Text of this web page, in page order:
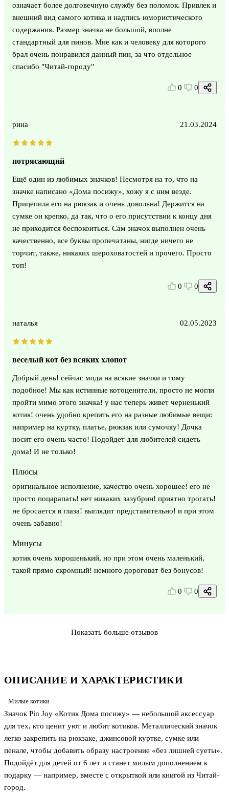
ОПИСАНИЕ И ХАРАКТЕРИСТИКИ
Милые котики
Значок Pin Joy «Котик Дома посижу» — небольшой аксессуар
для тех, кто ценит уют и любит котиков. Металлический значок
легко закрепить на рюкзаке, джинсовой куртке, сумке или
пенале, чтобы добавить образу настроение «без лишней суеты».
Подойдёт для детей от 6 лет и станет милым дополнением к
подарку — например, вместе с открыткой или книгой из Читай-
город.
означает более долговечную службу без поломок. Привлек и
внешний вид самого котика и надпись юмористического
содержания. Размер значка не большой, вполне
стандартный для пинов. Мне как и человеку для которого
брал очень понравился данный пин, за что отдельное
спасибо "Читай-городу"
0 0
рина 21.03.2024
потрясающий
Ещё один из любимых значков! Несмотря на то, что на
значке написано «Дома посижу», хожу я с ним везде.
Прицепила его на рюкзак и очень довольна! Держится на
сумке он крепко, да так, что о его присутствии к концу дня
не приходится беспокоиться. Сам значок выполнен очень
качественно, все буквы пропечатаны, нигде ничего не
торчит, также, никаких шероховатостей и прочего. Просто
топ!
0 0
наталья 02.05.2023
веселый кот без всяких хлопот
Добрый день! сейчас мода на всякие значки и тому
подобное! Мы как истинные котоценители, просто не могли
пройти мимо этого значка! у нас теперь живет черненький
котик! очень удобно крепить его на разные любимые вещи:
например на куртку, платье, рюкзак или сумочку! Дочка
носит его очень часто! Подойдет для любителей сидеть
дома! И не только!
Плюсы
оригинальное исполнение, качество очень хорошее! его не
просто поцарапать! нет никаких зазубрин! приятно трогать!
не бросается в глаза! выглядит представительно! и при этом
очень забавно!
Минусы
котик очень хорошенький, но при этом очень маленький,
такой прямо скромный! немного дороговат без бонусов!
0 0
Показать больше отзывов